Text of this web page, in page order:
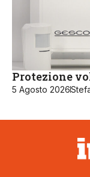
Protezione
5 Agosto 2026